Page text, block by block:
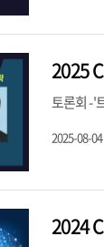
2025
토론회 - '
2025-08-
2024